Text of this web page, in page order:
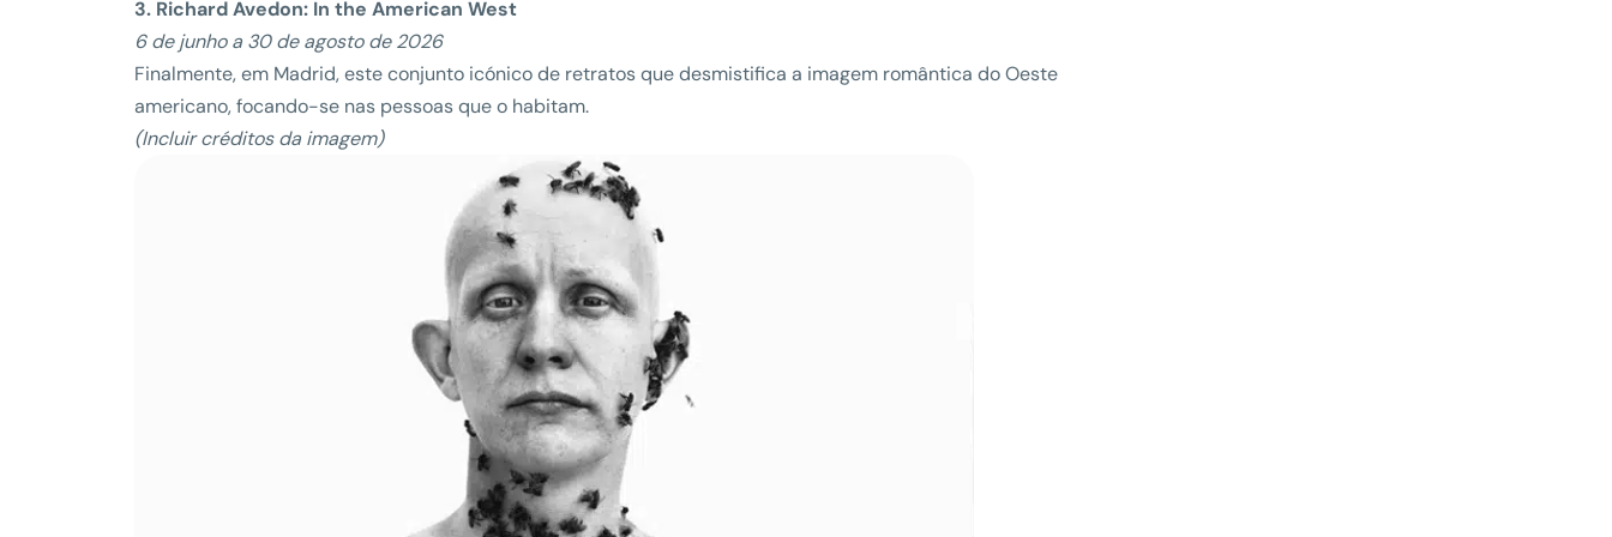
3. Richard Avedon: In the American West
6 de junho a 30 de agosto de 2026
Finalmente, em Madrid, este conjunto icónico de retratos que desmistifica a imagem romântica do Oeste
americano, focando-se nas pessoas que o habitam.
(Incluir créditos da imagem)